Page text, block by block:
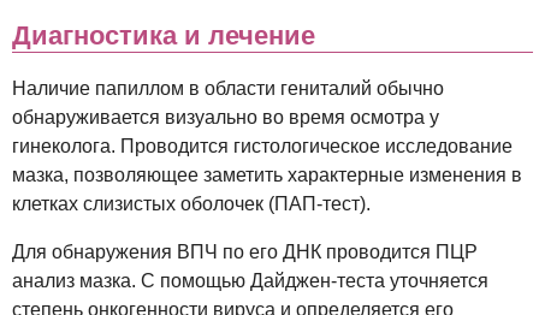
Диагностика и лечение
Наличие папиллом в области гениталий обычно
обнаруживается визуально во время осмотра у
гинеколога. Проводится гистологическое исследование
мазка, позволяющее заметить характерные изменения в
клетках слизистых оболочек (ПАП-тест).
Для обнаружения ВПЧ по его ДНК проводится ПЦР
анализ мазка. С помощью Дайджен-теста уточняется
степень онкогенности вируса и определяется его